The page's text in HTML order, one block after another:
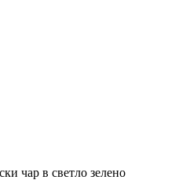
чар в светло зелено